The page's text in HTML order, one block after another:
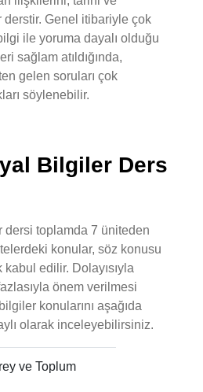
derstir. Genel itibariyle çok
ile yoruma dayalı olduğu
sağlam atıldığında,
gelen soruları çok
söylenebilir.
Bilgiler Ders
dersi toplamda 7 üniteden
konular, söz konusu
edilir. Dolayısıyla
önem verilmesi
konularını aşağıda
olarak inceleyebilirsiniz.
ve Toplum